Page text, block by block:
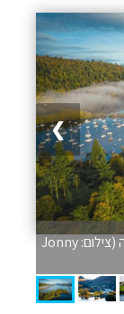
❯
אגם וינדרמיר, הגדול במחוז האגמים של אנגליה (צילום: Jonny